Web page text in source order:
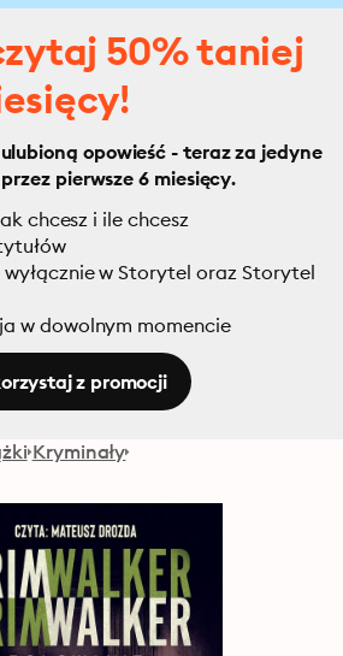
50% taniej
opowieść - teraz za jedyne
pierwsze 6 miesięcy.
chcesz i ile chcesz
w Storytel oraz Storytel
w dowolnym momencie
z promocji
Kryminały